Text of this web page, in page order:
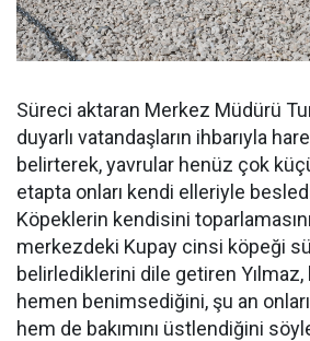
Süreci aktaran Merkez Müdürü
duyarlı vatandaşların ihbarıyla
belirterek, yavrular henüz çok
etapta onları kendi elleriyle
Köpeklerin kendisini
merkezdeki Kupay cinsi köpeği
belirlediklerini dile getiren Yılmaz,
hemen benimsediğini, şu an
hem de bakımını üstlendiğini